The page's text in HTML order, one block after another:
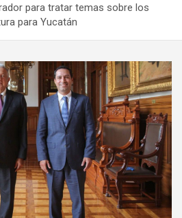
para tratar temas sobre los
para Yucatán